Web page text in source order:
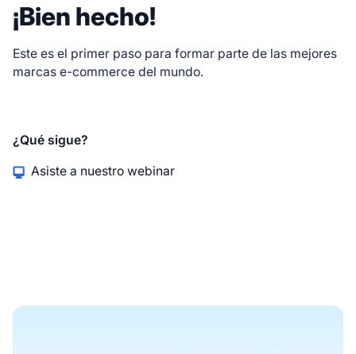
¡Bien hecho!
Este es el primer paso para formar parte de las mejores
marcas e-commerce del mundo.
¿Qué sigue?
Asiste a nuestro webinar